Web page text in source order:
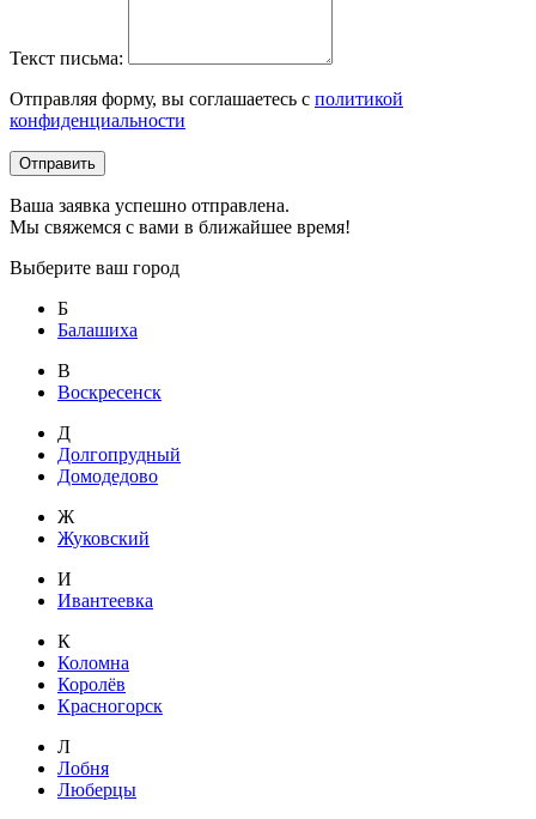
Текст письма:
Отправляя форму, вы соглашаетесь с политикой
конфиденциальности
Отправить
Ваша заявка успешно отправлена.
Мы свяжемся с вами в ближайшее время!
Выберите ваш город
Б
Балашиха
В
Воскресенск
Д
Долгопрудный
Домодедово
Ж
Жуковский
И
Ивантеевка
К
Коломна
Королёв
Красногорск
Л
Лобня
Люберцы